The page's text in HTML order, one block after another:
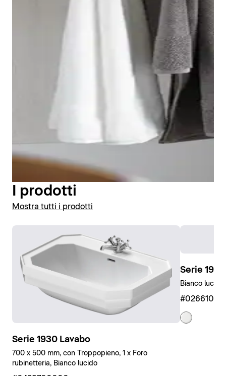
I lavabi Duravit 1930, con il loro tipico design
ottagonale, si assottigliano verso il basso. L'ampia
gamma comprende lavabi classici, lavamani e lavabi
da incasso. In linea con lo stesso design è disponibile
anche il lavabo Duravit 1930 con colonna.
Mostra i prodotti per la zona lavabo
I prodotti
Mostra tutti i prodotti
Serie 1930 Lavabo
700 x 500 mm, con Troppopieno, 1 x Foro
rubinetteria, Bianco lucido
Serie
Bianco lucido